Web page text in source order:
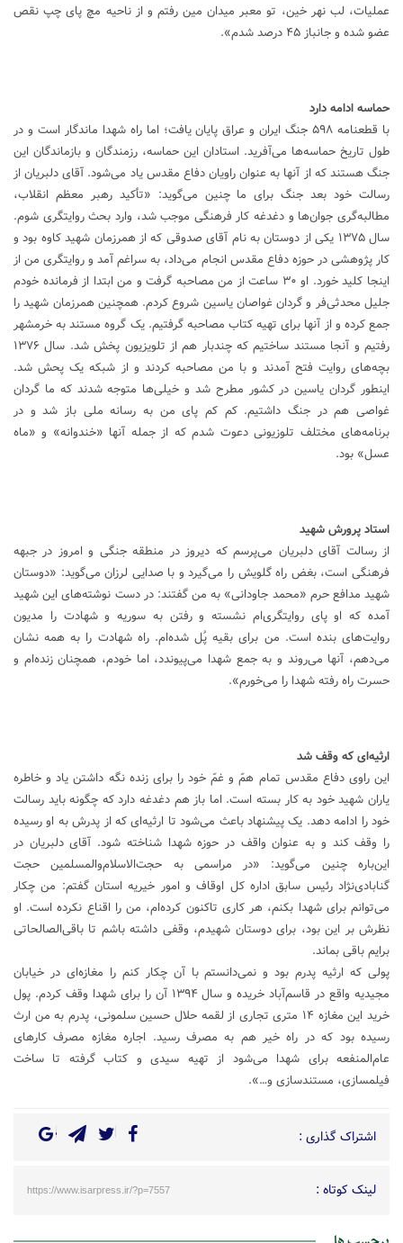
عملیات، لب نهر خین، تو معبر میدان مین رفتم و از ناحیه مچ پای چپ نقص
عضو شده و جانباز ۴۵ درصد شدم».
حماسه ادامه دارد
با قطعنامه ۵۹۸ جنگ ایران و عراق پایان یافت؛ اما راه شهدا ماندگار است و در
طول تاریخ حماسه‌ها می‌آفرید. استادان این حماسه، رزمندگان و بازماندگان این
جنگ هستند که از آنها به عنوان راویان دفاع مقدس یاد می‌شود. آقای دلبریان از
رسالت خود بعد جنگ برای ما چنین می‌گوید: «تأکید رهبر معظم انقلاب،
مطالبه‌گری جوان‌ها و دغدغه کار فرهنگی موجب شد، وارد بحث روایتگری شوم.
سال ۱۳۷۵ یکی از دوستان به نام آقای صدوقی که از همرزمان شهید کاوه بود و
کار پژوهشی در حوزه دفاع مقدس انجام می‌داد، به سراغم آمد و روایتگری من از
اینجا کلید خورد. او ۳۰ ساعت از من مصاحبه گرفت و من ابتدا از فرمانده خودم
جلیل محدثی‌فر و گردان غواصان یاسین شروع کردم. همچنین همرزمان شهید را
جمع کرده و از آنها برای تهیه کتاب مصاحبه گرفتیم. یک گروه مستند به خرمشهر
رفتیم و آنجا مستند ساختیم که چندبار هم از تلویزیون پخش شد. سال ۱۳۷۶
بچه‌های روایت فتح آمدند و با من مصاحبه کردند و از شبکه یک پحش شد.
اینطور گردان یاسین در کشور مطرح شد و خیلی‌ها متوجه شدند که ما گردان
غواصی هم در جنگ داشتیم. کم کم پای من به رسانه ملی باز شد و در
برنامه‌های مختلف تلوزیونی دعوت شدم که از جمله آنها «خندوانه» و «ماه
عسل» بود.
استاد پرورش شهید
از رسالت آقای دلبریان می‌پرسم که دیروز در منطقه جنگی و امروز در جبهه
فرهنگی است، بغض راه گلویش را می‌گیرد و با صدایی لرزان می‌گوید: «دوستان
شهید مدافع حرم «محمد جاودانی» به من گفتند: در دست نوشته‌های این شهید
آمده که او پای روایتگری‌ام نشسته و رفتن به سوریه و شهادت را مدیون
روایت‌های‌ بنده است. من برای بقیه پُل شده‌ام. راه شهادت را به همه نشان
می‌دهم، آنها می‌روند و به جمع شهدا می‌پیوندد، اما خودم، همچنان زنده‌ام و
حسرت راه رفته شهدا را می‌خورم».
ارثیهای که وقف شد
این راوی دفاع مقدس تمام همّ و غمّ خود را برای زنده نگه داشتن یاد و خاطره
یاران شهید خود به کار بسته است. اما باز هم دغدغه دارد که چگونه باید رسالت
خود را ادامه دهد. یک پیشنهاد باعث می‌شود تا ارثیه‌ای که از پدرش به او رسیده
را وقف کند و به عنوان واقف در حوزه شهدا شناخته شود. آقای دلبریان در
این‌باره چنین می‌گوید: «در مراسمی به حجت‌الاسلام‌والمسلمین حجت
گنابادی‌نژاد رئیس سابق اداره کل اوقاف و امور خیریه استان گفتم: من چکار
می‌توانم برای شهدا بکنم، هر کاری تاکنون کرده‌ام، من را اقناع نکرده است. او
نظرش بر این بود، برای دوستان شهیدم، وقفی داشته باشم تا باقی‌الصالحاتی
برایم باقی بماند.
پولی که ارثیه پدرم بود و نمی‌دانستم با آن چکار کنم را مغازه‌ای در خیابان
مجیدیه واقع در قاسم‌آباد خریده و سال ۱۳۹۴ آن را برای شهدا وقف کردم. پول
خرید این مغازه ۱۴ متری تجاری از لقمه حلال حسین سلمونی، پدرم به من ارث
رسیده بود که در راه خیر هم به مصرف رسید. اجاره مغازه مصرف کارهای
عام‌المنفعه برای شهدا می‌شود از تهیه سیدی و کتاب گرفته تا ساخت
فیلمسازی، مستندسازی و…».
اشتراک گذاری :
لینک کوتاه : https://www.isarpress.ir/?p=7557